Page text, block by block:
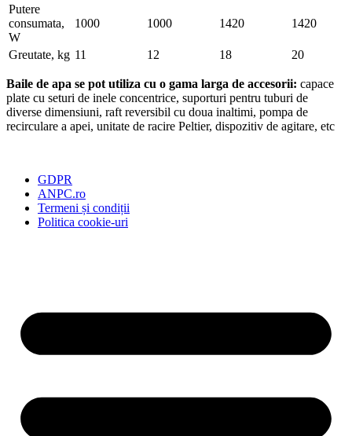
Putere
consumata,
W
1000 1000 1420 1420
Greutate, kg 11 12 18 20
Baile de apa se pot utiliza cu o gama larga de accesorii: capace
plate cu seturi de inele concentrice, suporturi pentru tuburi de
diverse dimensiuni, raft reversibil cu doua inaltimi, pompa de
recirculare a apei, unitate de racire Peltier, dispozitiv de agitare, etc
GDPR
ANPC.ro
Termeni și condiții
Politica cookie-uri